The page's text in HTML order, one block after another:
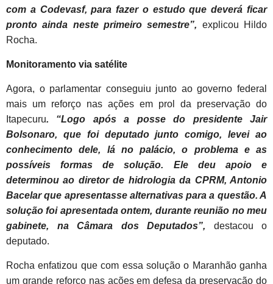
com a Codevasf, para fazer o estudo que deverá ficar
pronto ainda neste primeiro semestre”, explicou Hildo
Rocha.
Monitoramento via satélite
Agora, o parlamentar conseguiu junto ao governo federal
mais um reforço nas ações em prol da preservação do
Itapecuru. “Logo após a posse do presidente Jair
Bolsonaro, que foi deputado junto comigo, levei ao
conhecimento dele, lá no palácio, o problema e as
possíveis formas de solução. Ele deu apoio e
determinou ao diretor de hidrologia da CPRM, Antonio
Bacelar que apresentasse alternativas para a questão. A
solução foi apresentada ontem, durante reunião no meu
gabinete, na Câmara dos Deputados”, destacou o
deputado.
Rocha enfatizou que com essa solução o Maranhão ganha
um grande reforço nas ações em defesa da preservação do